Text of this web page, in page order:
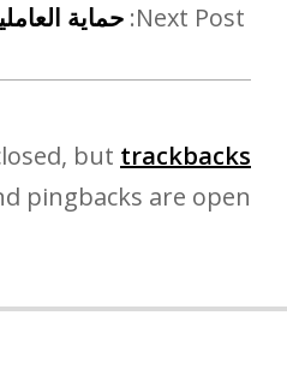
Next Post: حماية
but trackbacks
pingbacks are open.